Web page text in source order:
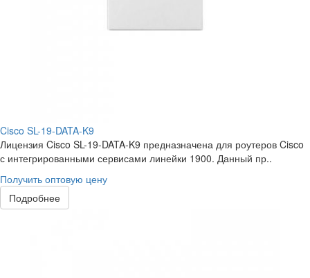
Cisco SL-19-DATA-K9
Лицензия Cisco SL-19-DATA-K9 предназначена для роутеров Cisco
с интегрированными сервисами линейки 1900. Данный пр..
Получить оптовую цену
Подробнее